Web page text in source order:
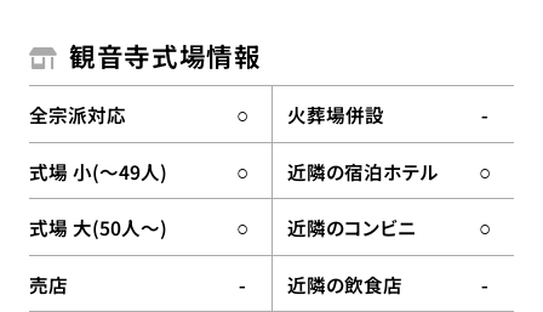
観音寺式場情報
全宗派対応 ○ 火葬場併設 -
式場 小(〜49人) ○ 近隣の宿泊ホテル ○
式場 大(50人〜) ○ 近隣のコンビニ ○
売店 - 近隣の飲食店 -